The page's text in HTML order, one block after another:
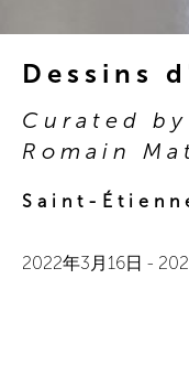
Dessins
Curated
Romain
Saint-
2022年3月16日 -